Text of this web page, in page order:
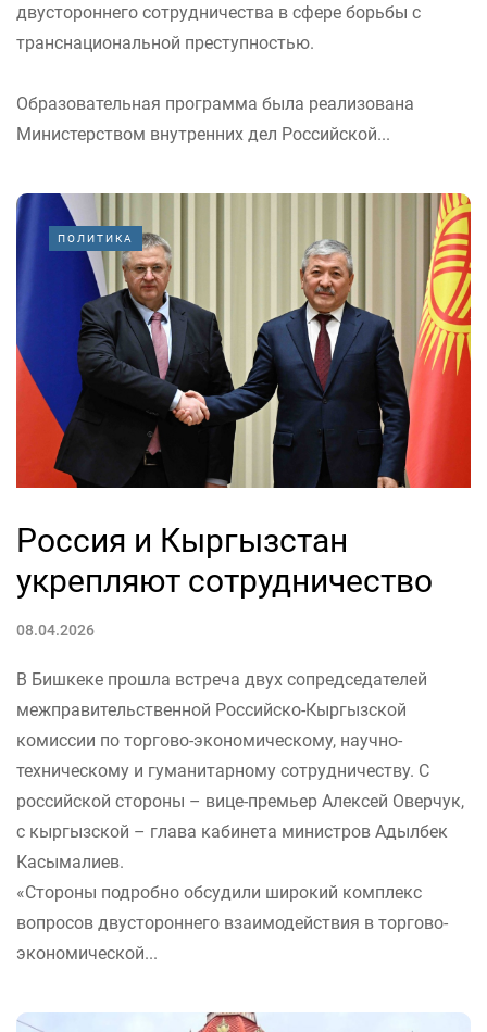
двустороннего сотрудничества в сфере борьбы с
транснациональной преступностью.
Образовательная программа была реализована
Министерством внутренних дел Российской...
ПОЛИТИКА
Россия и Кыргызстан
укрепляют сотрудничество
08.04.2026
В Бишкеке прошла встреча двух сопредседателей
межправительственной Российско-Кыргызской
комиссии по торгово-экономическому, научно-
техническому и гуманитарному сотрудничеству. С
российской стороны – вице-премьер Алексей Оверчук,
с кыргызской – глава кабинета министров Адылбек
Касымалиев.
«Стороны подробно обсудили широкий комплекс
вопросов двустороннего взаимодействия в торгово-
экономической...